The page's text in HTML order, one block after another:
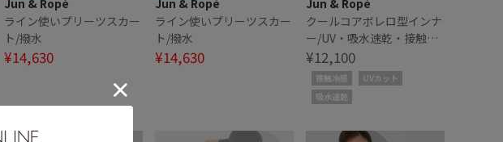
Jun & Ropé
ライン使いプリーツスカー
ト/撥水
¥14,630
Jun & Ropé
ライン使いプリーツスカー
ト/撥水
¥14,630
Jun & Ropé
クールコアボレロ型インナ
ー/UV・吸水速乾・接触冷
感
¥12,100
接触冷感
UVカット
吸水速乾